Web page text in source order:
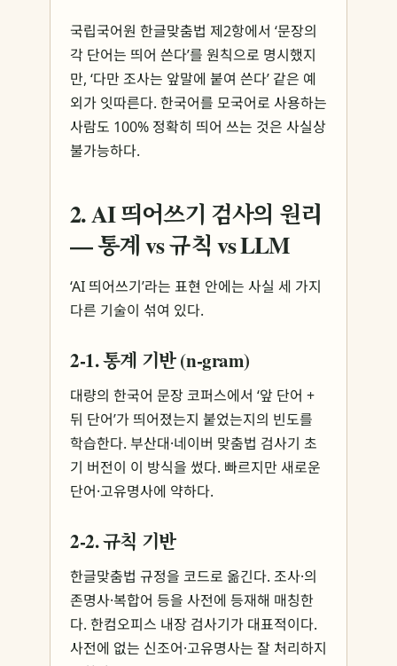
국립국어원 한글맞춤법 제2항에서 ‘문장의
각 단어는 띄어 쓴다’를 원칙으로 명시했지
만, ‘다만 조사는 앞말에 붙여 쓴다’ 같은 예
외가 잇따른다. 한국어를 모국어로 사용하는
사람도 100% 정확히 띄어 쓰는 것은 사실상
불가능하다.
2. AI 띄어쓰기 검사의 원리
— 통계 vs 규칙 vs LLM
‘AI 띄어쓰기’라는 표현 안에는 사실 세 가지
다른 기술이 섞여 있다.
2-1. 통계 기반 (n-gram)
대량의 한국어 문장 코퍼스에서 ‘앞 단어 +
뒤 단어’가 띄어졌는지 붙었는지의 빈도를
학습한다. 부산대·네이버 맞춤법 검사기 초
기 버전이 이 방식을 썼다. 빠르지만 새로운
단어·고유명사에 약하다.
2-2. 규칙 기반
한글맞춤법 규정을 코드로 옮긴다. 조사·의
존명사·복합어 등을 사전에 등재해 매칭한
다. 한컴오피스 내장 검사기가 대표적이다.
사전에 없는 신조어·고유명사는 잘 처리하지